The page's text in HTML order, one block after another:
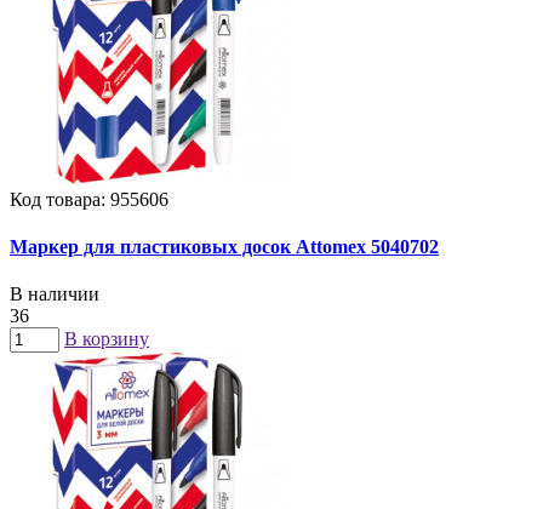
Код товара: 955606
Маркер для пластиковых досок Attomex 5040702
В наличии
36
В корзину